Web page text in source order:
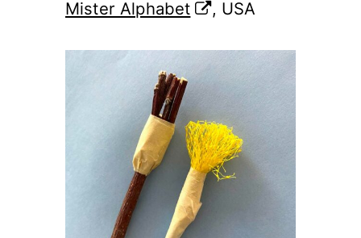
Mister Alphabet , USA